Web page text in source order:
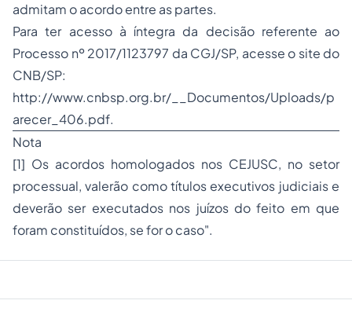
admitam o acordo entre as partes.
Para ter acesso à íntegra da decisão referente ao
Processo nº 2017/1123797 da CGJ/SP, acesse o site do
CNB/SP:
http://www.cnbsp.org.br/__Documentos/Uploads/p
arecer_406.pdf.
Nota
[1] Os acordos homologados nos CEJUSC, no setor
processual, valerão como títulos executivos judiciais e
deverão ser executados nos juízos do feito em que
foram constituídos, se for o caso".